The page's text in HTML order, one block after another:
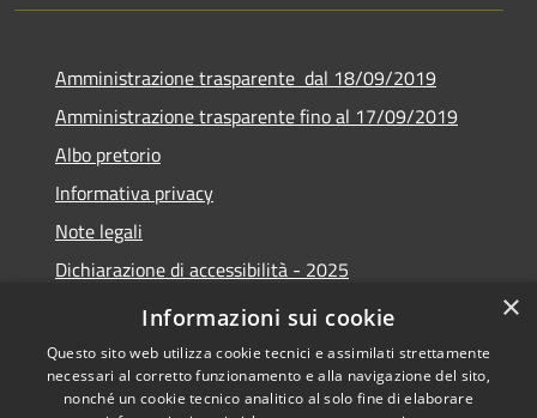
Amministrazione trasparente dal 18/09/2019
Amministrazione trasparente fino al 17/09/2019
Albo pretorio
Informativa privacy
Note legali
Dichiarazione di accessibilità - 2025
Obiettivi di accessibilità - 2025
×
Informazioni sui cookie
Questo sito web utilizza cookie tecnici e assimilati strettamente
necessari al corretto funzionamento e alla navigazione del sito,
nonché un cookie tecnico analitico al solo fine di elaborare